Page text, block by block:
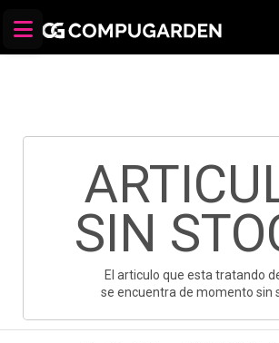
SIN
El articulo que esta tratando
se encuentra de momento sin